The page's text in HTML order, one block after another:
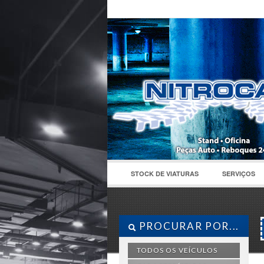
STOCK DE VIATURAS SERVIÇOS
PROCURAR POR...
TODOS OS VEÍCULOS